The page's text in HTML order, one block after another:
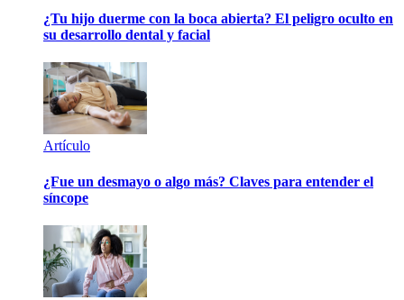
¿Tu hijo duerme con la boca abierta? El peligro oculto en
su desarrollo dental y facial
Artículo
¿Fue un desmayo o algo más? Claves para entender el
síncope